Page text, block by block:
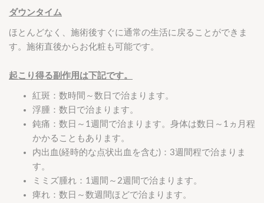
ダウンタイム
ほとんどなく、施術後すぐに通常の生活に戻ることができま
す。施術直後からお化粧も可能です。
起こり得る副作用は下記です。
紅斑：数時間～数日で治まります。
浮腫：数日で治まります。
鈍痛：数日～1週間で治まります。身体は数日～1ヵ月程
かかることもあります。
内出血(経時的な点状出血を含む)：3週間程で治まりま
す。
ミミズ腫れ：1週間～2週間で治まります。
痺れ：数日～数週間ほどで治まります。